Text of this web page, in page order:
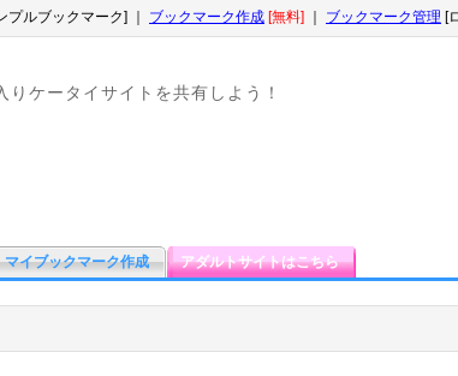
プルブックマーク] ｜ ブックマーク作成 [無料] ブックマーク管理 [
ケータイサイトを共有しよう！
マイブックマーク作成 アダルトサイトはこちら